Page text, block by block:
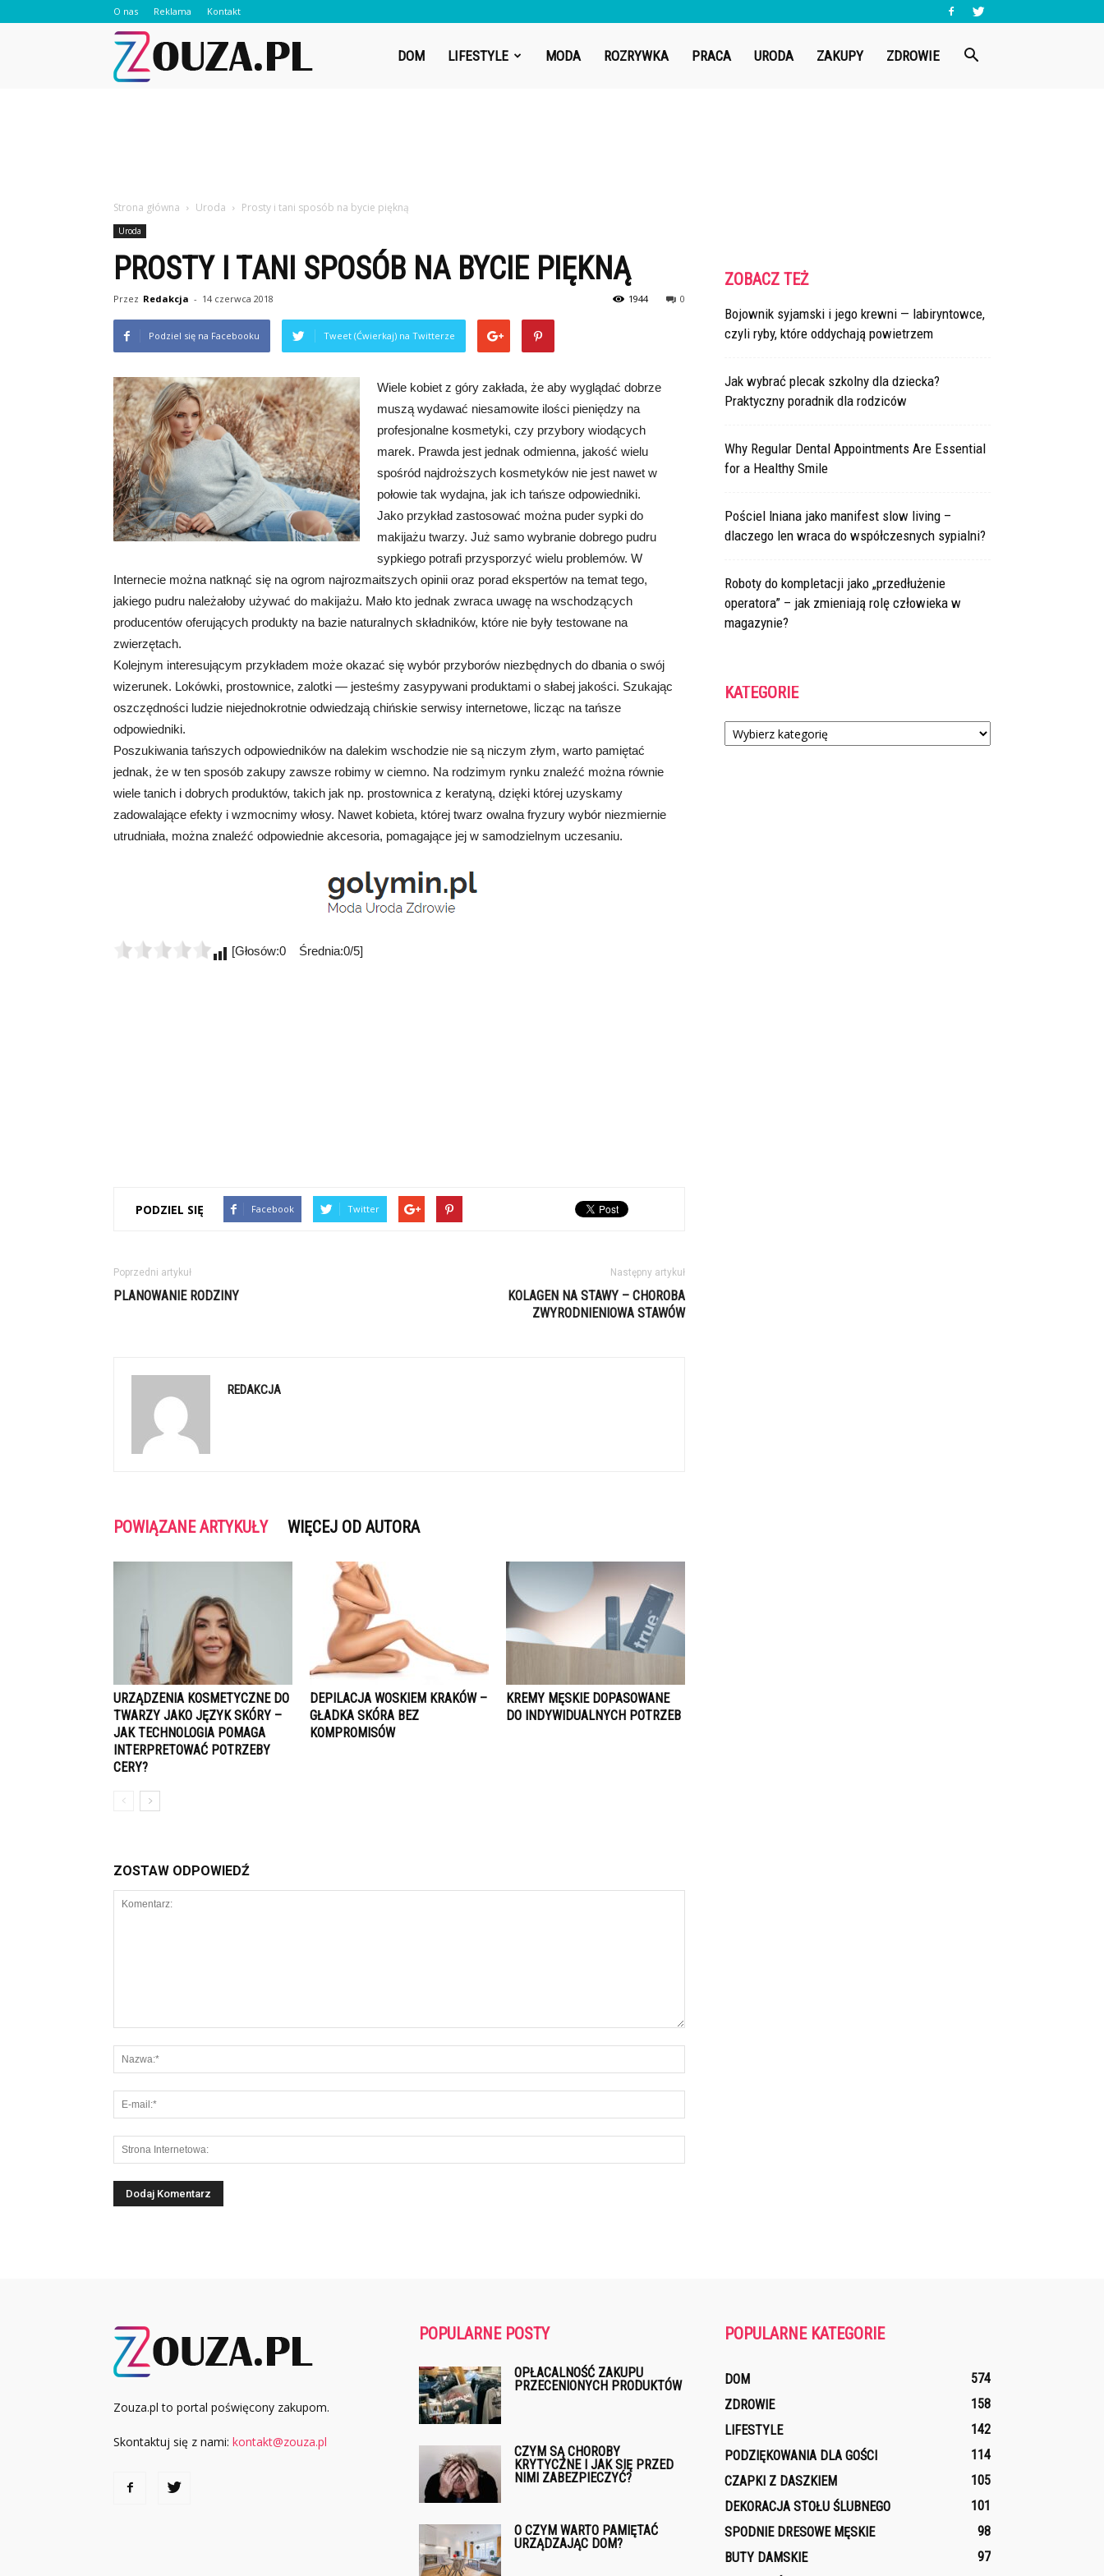
O nas Reklama Kontakt
DOM LIFESTYLE MODA ROZRYWKA PRACA URODA ZAKUPY ZDROWIE
Strona główna Uroda Prosty i tani sposób na bycie piękną
Uroda
PROSTY I TANI SPOSÓB NA BYCIE PIĘKNĄ
Przez Redakcja - 14 czerwca 2018 0
1944
Podziel się na Facebooku Tweet (Ćwierkaj) na Twitterze
Wiele kobiet z góry zakłada, że aby wyglądać dobrze
muszą wydawać niesamowite ilości pieniędzy na
profesjonalne kosmetyki, czy przybory wiodących
marek. Prawda jest jednak odmienna, jakość wielu
spośród najdroższych kosmetyków nie jest nawet w
połowie tak wydajna, jak ich tańsze odpowiedniki.
Jako przykład zastosować można puder sypki do
makijażu twarzy. Już samo wybranie dobrego pudru
sypkiego potrafi przysporzyć wielu problemów. W
Internecie można natknąć się na ogrom najrozmaitszych opinii oraz porad ekspertów na temat tego,
jakiego pudru należałoby używać do makijażu. Mało kto jednak zwraca uwagę na wschodzących
producentów oferujących produkty na bazie naturalnych składników, które nie były testowane na
zwierzętach.
Kolejnym interesującym przykładem może okazać się wybór przyborów niezbędnych do dbania o swój
wizerunek. Lokówki, prostownice, zalotki — jesteśmy zasypywani produktami o słabej jakości. Szukając
oszczędności ludzie niejednokrotnie odwiedzają chińskie serwisy internetowe, licząc na tańsze
odpowiedniki.
Poszukiwania tańszych odpowiedników na dalekim wschodzie nie są niczym złym, warto pamiętać
jednak, że w ten sposób zakupy zawsze robimy w ciemno. Na rodzimym rynku znaleźć można równie
wiele tanich i dobrych produktów, takich jak np. prostownica z keratyną, dzięki której uzyskamy
zadowalające efekty i wzmocnimy włosy. Nawet kobieta, której twarz owalna fryzury wybór niezmiernie
utrudniała, można znaleźć odpowiednie akcesoria, pomagające jej w samodzielnym uczesaniu.
[Głosów:0 Średnia:0/5]
PODZIEL SIĘ Facebook Twitter
Poprzedni artykuł
PLANOWANIE RODZINY
Następny artykuł
KOLAGEN NA STAWY – CHOROBA
ZWYRODNIENIOWA STAWÓW
REDAKCJA
POWIĄZANE ARTYKUŁY WIĘCEJ OD AUTORA
URZĄDZENIA KOSMETYCZNE DO
TWARZY JAKO JĘZYK SKÓRY –
JAK TECHNOLOGIA POMAGA
INTERPRETOWAĆ POTRZEBY
CERY?
DEPILACJA WOSKIEM KRAKÓW –
GŁADKA SKÓRA BEZ
KOMPROMISÓW
KREMY MĘSKIE DOPASOWANE
DO INDYWIDUALNYCH POTRZEB
ZOSTAW ODPOWIEDŹ
ZOBACZ TEŻ
Bojownik syjamski i jego krewni — labiryntowce,
czyli ryby, które oddychają powietrzem
Jak wybrać plecak szkolny dla dziecka?
Praktyczny poradnik dla rodziców
Why Regular Dental Appointments Are Essential
for a Healthy Smile
Pościel lniana jako manifest slow living –
dlaczego len wraca do współczesnych sypialni?
Roboty do kompletacji jako „przedłużenie
operatora” – jak zmieniają rolę człowieka w
magazynie?
KATEGORIE
Kategorie
Zouza.pl to portal poświęcony zakupom.
Skontaktuj się z nami: kontakt@zouza.pl
POPULARNE POSTY
OPŁACALNOŚĆ ZAKUPU
PRZECENIONYCH PRODUKTÓW
CZYM SĄ CHOROBY
KRYTYCZNE I JAK SIĘ PRZED
NIMI ZABEZPIECZYĆ?
O CZYM WARTO PAMIĘTAĆ
URZĄDZAJĄC DOM?
POPULARNE KATEGORIE
DOM
574
ZDROWIE
158
LIFESTYLE
142
PODZIĘKOWANIA DLA GOŚCI
114
CZAPKI Z DASZKIEM
105
DEKORACJA STOŁU ŚLUBNEGO
101
SPODNIE DRESOWE MĘSKIE
98
BUTY DAMSKIE
97